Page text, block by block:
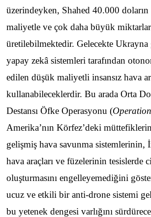
üzerindeyken, Shahed 40.000 doların
maliyetle ve çok daha büyük
üretilebilmektedir. Gelecekte
yapay zekâ sistemleri tarafından
edilen düşük maliyetli insansız hava
kullanabileceklerdir. Bu arada Orta
Destansı Öfke Operasyonu (
Amerika’nın Körfez’deki
gelişmiş hava savunma sistemlerinin,
hava araçları ve füzelerinin tesislerde
oluşturmasını engelleyemediğini
ucuz ve etkili bir anti-drone sistemi
bu yetenek dengesi varlığını